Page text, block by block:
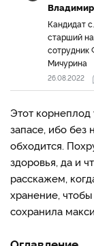
Кандидат
старший
сотрудник
Мичурина
26.08.2022
Этот корнеплод
запасе, ибо без
обходится.
здоровья, да и
расскажем,
хранение,
сохранила